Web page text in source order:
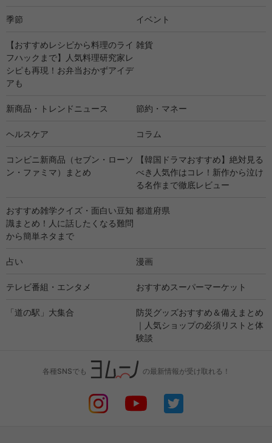
季節 イベント
【おすすめレシピから料理のライ
フハックまで】人気料理研究家レ
シピも再現！お弁当おかずアイデ
アも
雑貨
新商品・トレンドニュース 節約・マネー
ヘルスケア コラム
コンビニ新商品（セブン・ローソ
ン・ファミマ）まとめ
【韓国ドラマおすすめ】絶対見る
べき人気作はコレ！新作から泣け
る名作まで徹底レビュー
おすすめ雑学クイズ・面白い豆知
識まとめ！人に話したくなる難問
から簡単ネタまで
都道府県
占い 漫画
テレビ番組・エンタメ おすすめスーパーマーケット
「道の駅」大集合
防災グッズおすすめ＆備えまとめ
｜人気ショップの必須リストと体
験談
各種SNSでも の最新情報が受け取れる！